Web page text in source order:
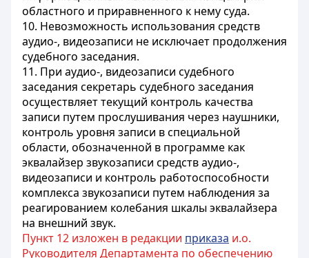
областного и приравненного к нему суда.
10. Невозможность использования средств
аудио-, видеозаписи не исключает продолжения
судебного заседания.
11. При аудио-, видеозаписи судебного
заседания секретарь судебного заседания
осуществляет текущий контроль качества
записи путем прослушивания через наушники,
контроль уровня записи в специальной
области, обозначенной в программе как
эквалайзер звукозаписи средств аудио-,
видеозаписи и контроль работоспособности
комплекса звукозаписи путем наблюдения за
реагированием колебания шкалы эквалайзера
на внешний звук.
Пункт 12 изложен в редакции приказа и.о.
Руководителя Департамента по обеспечению